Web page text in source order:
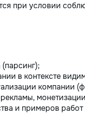
при условии
в контексте
компании
и примеров